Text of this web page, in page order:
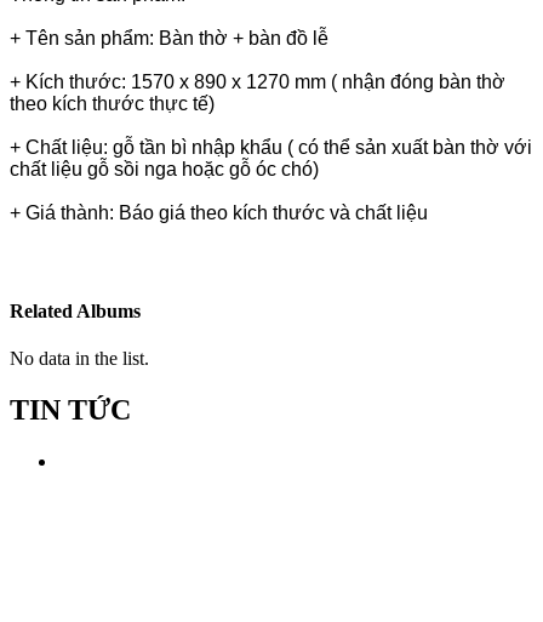
+ Tên sản phẩm: Bàn thờ + bàn đồ lễ
+ Kích thước: 1570 x 890 x 1270 mm ( nhận đóng bàn thờ
theo kích thước thực tế)
+ Chất liệu: gỗ tần bì nhập khẩu ( có thể sản xuất bàn thờ với
chất liệu gỗ sồi nga hoặc gỗ óc chó)
+ Giá thành: Báo giá theo kích thước và chất liệu
Related Albums
No data in the list.
TIN TỨC